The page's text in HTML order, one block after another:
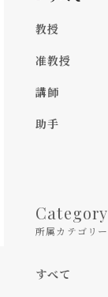
教授
准教授
講師
助手
Category
所属カテゴリー
すべて